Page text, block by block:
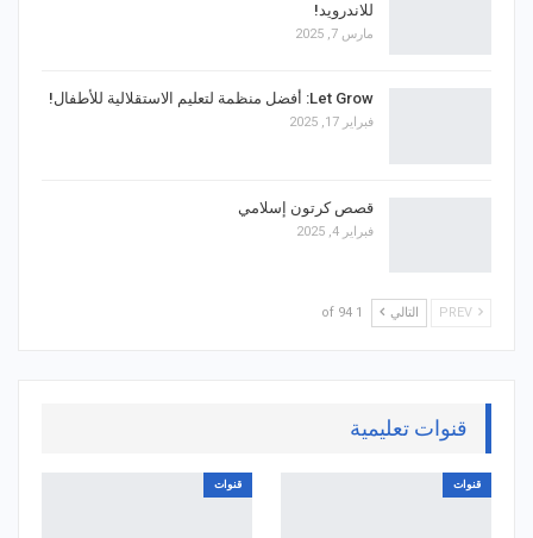
للاندرويد!
مارس 7, 2025
Let Grow: أفضل منظمة لتعليم الاستقلالية للأطفال!
فبراير 17, 2025
قصص كرتون إسلامي
فبراير 4, 2025
التالي 1 of 94
قنوات تعليمية
قنوات قنوات